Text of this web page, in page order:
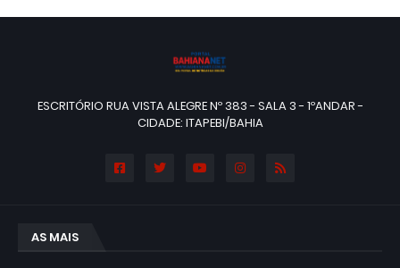
ESCRITÓRIO RUA VISTA ALEGRE Nº 383 - SALA 3 - 1ºANDAR -
CIDADE: ITAPEBI/BAHIA
AS MAIS